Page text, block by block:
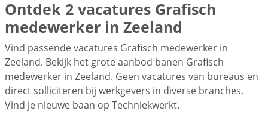
Ontdek 2 vacatures Grafisch
medewerker in Zeeland
Vind passende vacatures Grafisch medewerker in
Zeeland. Bekijk het grote aanbod banen Grafisch
medewerker in Zeeland. Geen vacatures van bureaus en
direct solliciteren bij werkgevers in diverse branches.
Vind je nieuwe baan op Techniekwerkt.